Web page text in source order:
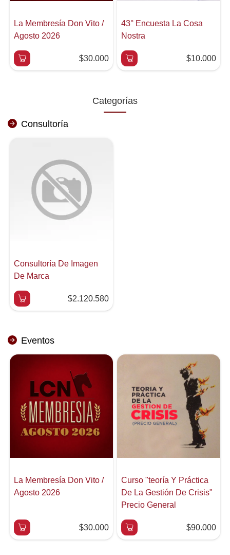
La Membresía Don Vito /
Agosto 2026
$30.000
43° Encuesta La Cosa
Nostra
$10.000
Categorías
Consultoría
Consultoría De Imagen
De Marca
$2.120.580
Eventos
La Membresía Don Vito /
Agosto 2026
$30.000
Curso "teoría Y Práctica
De La Gestión De Crisis"
Precio General
$90.000